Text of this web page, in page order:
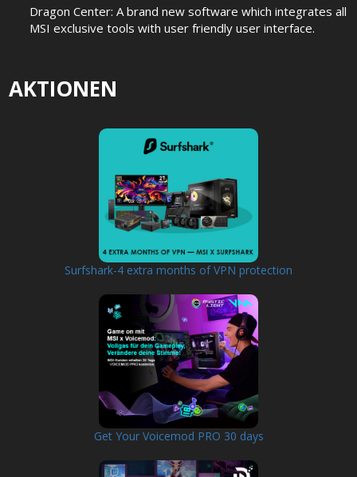
Dragon Center: A brand new software which integrates all
MSI exclusive tools with user friendly user interface.
AKTIONEN
Surfshark-4 extra months of VPN protection
Get Your Voicemod PRO 30 days